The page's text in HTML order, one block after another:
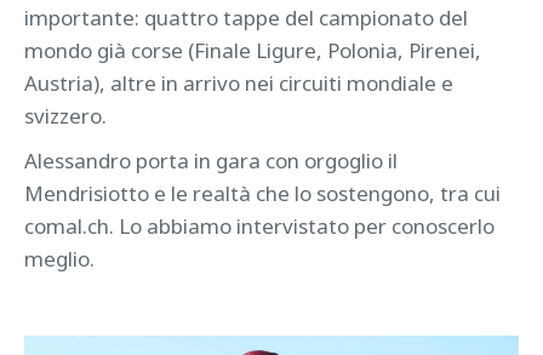
importante: quattro tappe del campionato del
mondo già corse (Finale Ligure, Polonia, Pirenei,
Austria), altre in arrivo nei circuiti mondiale e
svizzero.
Alessandro porta in gara con orgoglio il
Mendrisiotto e le realtà che lo sostengono, tra cui
comal.ch. Lo abbiamo intervistato per conoscerlo
meglio.